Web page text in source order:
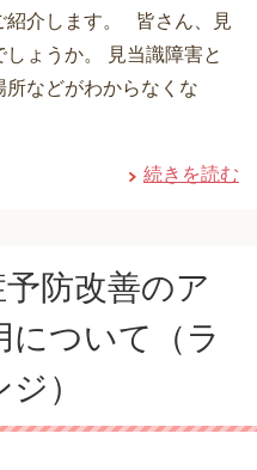
紹介します。 皆さん、見
ょうか。 見当識障害と
などがわからなくな
続きを読む
予防改善のア
について（ラ
）